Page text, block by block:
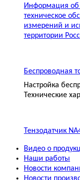
Информация
техническое
измерений и
территории
Беспроводная
Настройка
Технические
Тензодатчик
Видео о
Наши работы
Новости